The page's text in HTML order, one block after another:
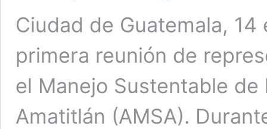
Ciudad de Guatemala, 14
primera reunión de
el Manejo Sustentable
Amatitlán (AMSA).